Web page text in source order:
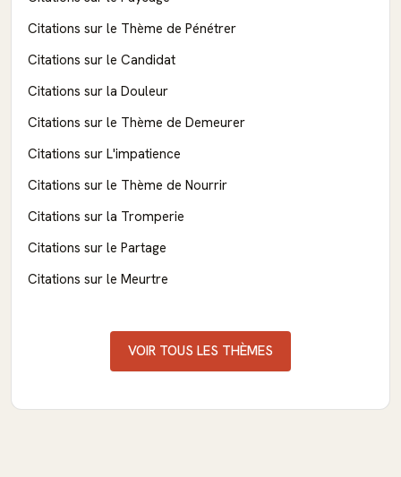
Citations sur le Thème de Pénétrer
Citations sur le Candidat
Citations sur la Douleur
Citations sur le Thème de Demeurer
Citations sur L'impatience
Citations sur le Thème de Nourrir
Citations sur la Tromperie
Citations sur le Partage
Citations sur le Meurtre
VOIR TOUS LES THÈMES